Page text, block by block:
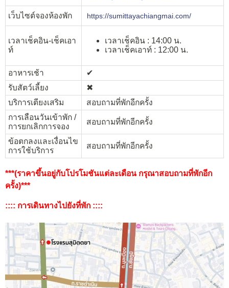
เว็บไซต์จองห้องพัก https://sumittayachiangmai.com/
เวลาเช็คอิน-เช็คเอา
ท์
เวลาเช็คอิน : 14:00 น.
เวลาเช็คเอาท์ : 12:00 น.
อาหารเช้า
✔︎
รับสัตว์เลี้ยง
✖︎
บริการเตียงเสริม
สอบถามที่พักอีกครั้ง
การเลือนวันเข้าพัก /
การยกเลิกการจอง
สอบถามที่พักอีกครั้ง
ข้อตกลงและเงื่อนไข
การใช้บริการ
สอบถามที่พักอีกครั้ง
***(ราคาขึ้นอยู่กับโปรโมชันแต่ละเดือน กรุณาสอบถามที่พักอีก
ครั้ง)***
:::: การเดินทางไปยังที่พัก ::::